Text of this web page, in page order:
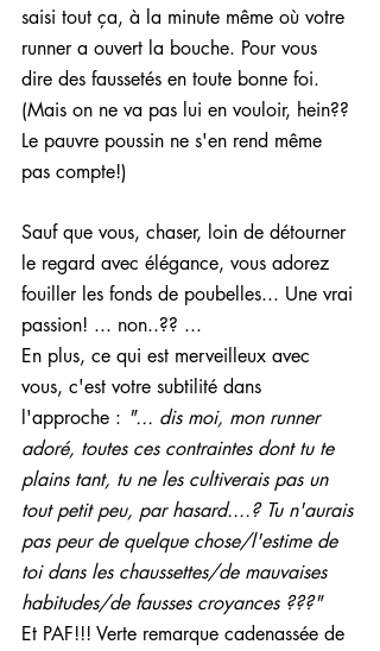
saisi tout ça, à la minute même où votre
runner a ouvert la bouche. Pour vous
dire des faussetés en toute bonne foi.
(Mais on ne va pas lui en vouloir, hein??
Le pauvre poussin ne s'en rend même
pas compte!)
Sauf que vous, chaser, loin de détourner
le regard avec élégance, vous adorez
fouiller les fonds de poubelles... Une vrai
passion! ... non..?? ...
En plus, ce qui est merveilleux avec
vous, c'est votre subtilité dans
l'approche : "... dis moi, mon runner
adoré, toutes ces contraintes dont tu te
plains tant, tu ne les cultiverais pas un
tout petit peu, par hasard....? Tu n'aurais
pas peur de quelque chose/l'estime de
toi dans les chaussettes/de mauvaises
habitudes/de fausses croyances ???"
Et PAF!!! Verte remarque cadenassée de